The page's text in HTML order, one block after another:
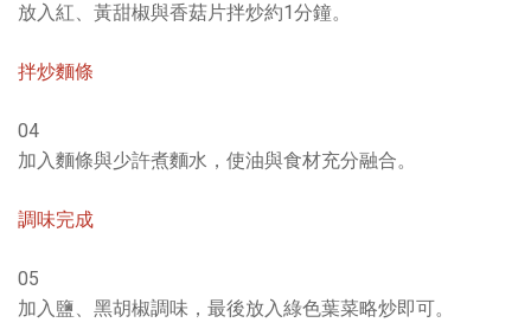
放入紅、黃甜椒與香菇片拌炒約1分鐘。
拌炒麵條
04
加入麵條與少許煮麵水，使油與食材充分融合。
調味完成
05
加入鹽、黑胡椒調味，最後放入綠色葉菜略炒即可。